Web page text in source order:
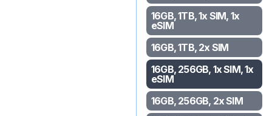
16GB, 1TB, 1x SIM, 1x
eSIM
16GB, 1TB, 2x SIM
16GB, 256GB, 1x SIM, 1x
eSIM
16GB, 256GB, 2x SIM